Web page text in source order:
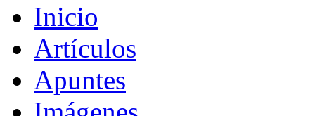
Inicio
Artículos
Apuntes